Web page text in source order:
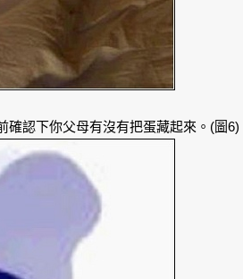
確認下你父母有沒有把蛋藏起來。(圖6)